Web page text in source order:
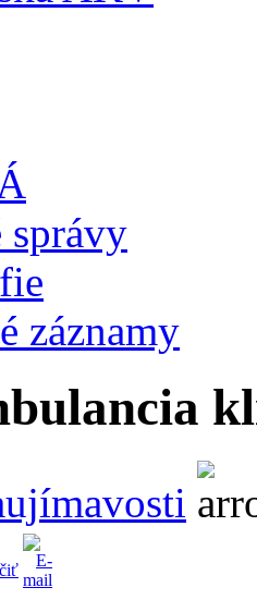
správy
záznamy